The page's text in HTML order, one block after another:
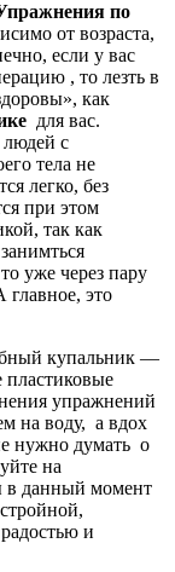
по
от возраста,
если у вас
, то лезть в
как
для вас.
с
тела не
легко, без
при этом
так как
уже через пару
главное, это
купальник —
пластиковые
упражнений
на воду, а вдох
нужно думать о
на
в данный момент
и